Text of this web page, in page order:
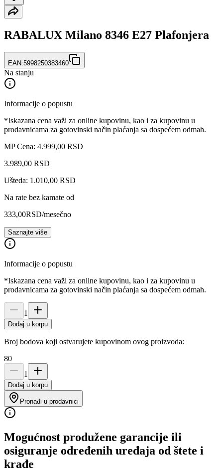
RABALUX Milano 8346 E27 Plafonjera
EAN:5998250383460
Na stanju
Informacije o popustu
*Iskazana cena važi za online kupovinu, kao i za kupovinu u
prodavnicama za gotovinski način plaćanja sa dospećem odmah.
MP Cena: 4.999,00 RSD
3.989,00 RSD
Ušteda: 1.010,00 RSD
Na rate bez kamate od
333,00RSD/mesečno
Saznajte više
Informacije o popustu
*Iskazana cena važi za online kupovinu, kao i za kupovinu u
prodavnicama za gotovinski način plaćanja sa dospećem odmah.
1
Dodaj u korpu
Broj bodova koji ostvarujete kupovinom ovog proizvoda:
80
1
Dodaj u korpu
Pronađi u prodavnici
Mogućnost produžene garancije ili
osiguranje određenih uređaja od štete i
krađe